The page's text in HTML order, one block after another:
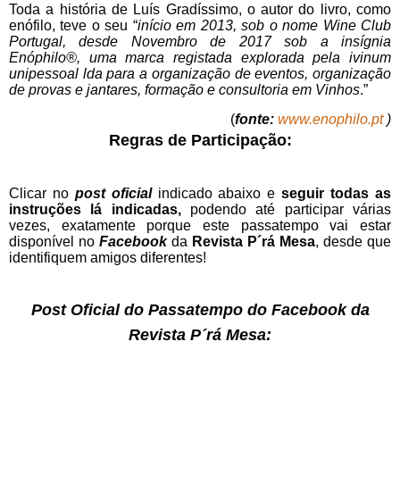
Toda a história de Luís Gradíssimo, o autor do livro, como
enófilo, teve o seu “início em 2013, sob o nome Wine Club
Portugal, desde Novembro de 2017 sob a insígnia
Enóphilo®, uma marca registada explorada pela ivinum
unipessoal lda para a organização de eventos, organização
de provas e jantares, formação e consultoria em Vinhos.”
(fonte: www.enophilo.pt)
Regras de Participação:
Clicar no post oficialindicado abaixo eseguir todas as
instruções lá indicadas,podendo até participar várias
vezes, exatamente porque este passatempo vai estar
disponível no Facebookda Revista P´rá Mesa, desde que
identifiquem amigos diferentes!
Post Oficial do Passatempo do Facebook da
Revista P´rá Mesa: